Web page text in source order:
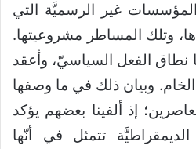
غير الرسميَّة التي
وتلك المساطر مشروعيتها.
الفعل السياسيّ، وأعقد
وبيان ذلك في ما وصفها
إذ ألفينا بعضهم يؤكد
تتمثل في أنّها